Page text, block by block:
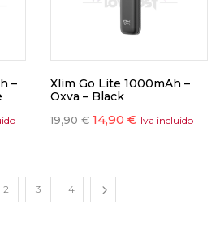
–
Xlim Go Lite 1000mAh –
Oxva – Black
19,90€ 14,90 € Iva incluido
2 3 4